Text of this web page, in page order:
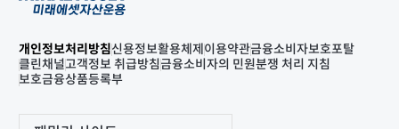
개인정보처리방침신용정보활용체제 이용약관금융소비자보호포탈
클린채널고객정보 취급방침금융소비자의 민원분쟁 처리 지침
보호금융상품등록부